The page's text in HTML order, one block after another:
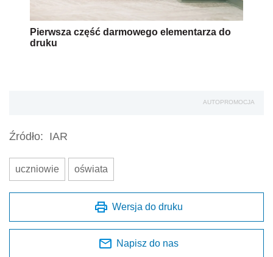
Pierwsza część darmowego elementarza do
druku
AUTOPROMOCJA
Źródło: IAR
uczniowie oświata
Wersja do druku
Napisz do nas